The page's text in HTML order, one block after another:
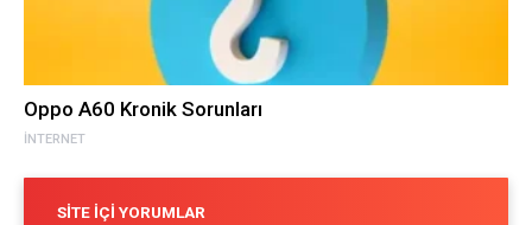
İNTERNET
Oppo A60 Kronik Sorunları
SITE İÇI YORUMLAR